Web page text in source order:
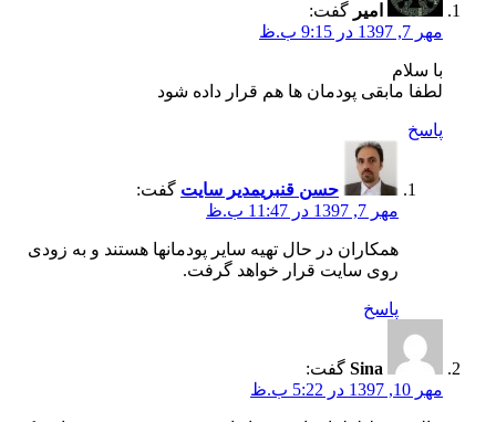
امیر گفت:
مهر 7, 1397 در 9:15 ب.ظ
با سلام
لطفا مابقی پودمان ها هم قرار داده شود
پاسخ
حسن قنبریمدیر سایت گفت:
مهر 7, 1397 در 11:47 ب.ظ
همکاران در حال تهیه سایر پودمانها هستند و به زودی
روی سایت قرار خواهد گرفت.
پاسخ
Sina گفت:
مهر 10, 1397 در 5:22 ب.ظ